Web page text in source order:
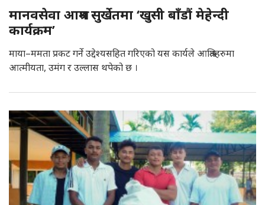
मानवसेवा आश्रम सुर्खेतमा ‘खुसी बाँडौं मेहेन्दी
कार्यक्रम’
माया–ममता प्रकट गर्ने उद्देश्यसहित गरिएको यस कार्यले आश्रितहरुमा
आत्मीयता, उमंग र उल्लास थपेको छ ।